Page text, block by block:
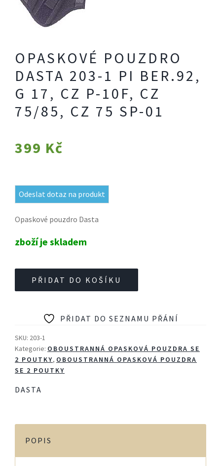
OPASKOVÉ POUZDRO
DASTA 203-1 PI BER.92,
G 17, CZ P-10F, CZ
75/85, CZ 75 SP-01
399 Kč
Odeslat dotaz na produkt
Opaskové pouzdro Dasta
zboží je skladem
Opaskové
pouzdro
Pi
Ber.92,
G
17,
CZ
CZ
75
PŘIDAT DO KOŠÍKU
PŘIDAT DO SEZNAMU PŘÁNÍ
SKU: 203-1
Kategorie: OBOUSTRANNÁ OPASKOVÁ POUZDRA SE
2 POUTKY, OBOUSTRANNÁ OPASKOVÁ POUZDRA
SE 2 POUTKY
DASTA
POPIS